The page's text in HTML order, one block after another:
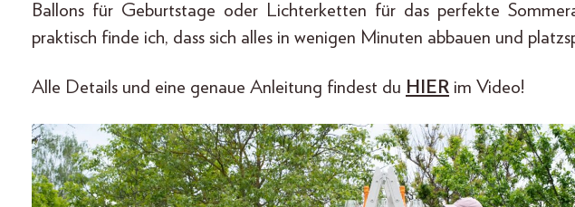
Ballons für Geburtstage oder Lichterketten für das perfekte
praktisch finde ich, dass sich alles in wenigen Minuten abbauen und
Alle Details und eine genaue Anleitung findest du HIER im Video!